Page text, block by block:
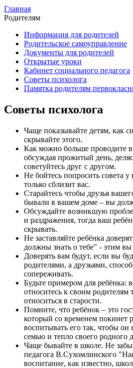
Главная
Родителям
Информация для родителей
Родительское самоуправление
Документы для родителей
Открытые уроки
Кабинет социального педагога
Советы психолога
Памятка родителям
Советы психолога
Чаще показывайте детям, как
скрывайте этого.
Как можно больше проводите
обсуждая прожитый день,
советуйтесь друг с другом.
Не бойтесь попросить совета у
только сблизит вас.
Старайтесь чтобы друзья
бывали в вашем доме – вы
Обсуждайте возникшую
и раздражения, тогда ваш
скрывать.
Не заставляйте ребёнка
должны знать о тебе" - этим вы
Доверять вам будут, если вы
родителями, а друзьями,
сопереживать.
Будьте примером для ребёнка:
относитесь к своим родителям
относиться в старости.
Помните, что ребёнок – это
который со временем покинет
воспитывать его так, чтобы он
семью и тепло своего родного
Чаще бывайте в школе. Не
педагога В.Сухомлинского
воспитание, как известно,